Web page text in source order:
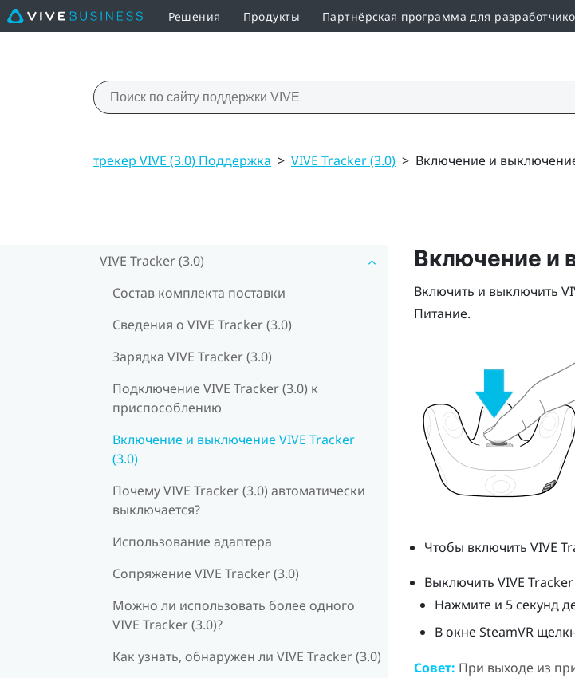
Решения Продукты Партнёрская программа для
трекер VIVE (3.0) Поддержка > VIVE Tracker (3.0) > Включение и
VIVE Tracker (3.0)
Состав комплекта поставки
Сведения о VIVE Tracker (3.0)
Зарядка VIVE Tracker (3.0)
Подключение VIVE Tracker (3.0) к
приспособлению
Включение и выключение VIVE Tracker
(3.0)
Почему VIVE Tracker (3.0) автоматически
выключается?
Использование адаптера
Сопряжение VIVE Tracker (3.0)
Можно ли использовать более одного
VIVE Tracker (3.0)?
Как узнать, обнаружен ли VIVE Tracker (3.0)
Включение и
Включить и выключить
Питание.
Чтобы включить VIVE
Выключить VIVE
Нажмите и 5 секунд
В окне SteamVR
Совет: При выходе из